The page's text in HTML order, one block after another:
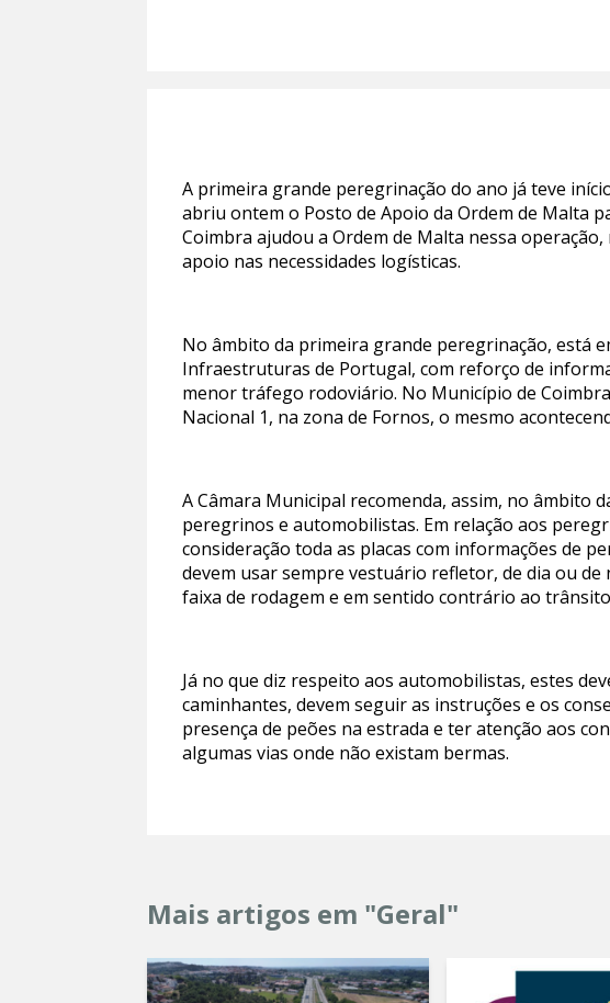
A primeira grande peregrinação do ano já teve
abriu ontem o Posto de Apoio da Ordem de Malta
Coimbra ajudou a Ordem de Malta nessa
apoio nas necessidades logísticas.
No âmbito da primeira grande peregrinação, está
Infraestruturas de Portugal, com reforço de
menor tráfego rodoviário. No Município de
Nacional 1, na zona de Fornos, o mesmo
A Câmara Municipal recomenda, assim, no âmbito
peregrinos e automobilistas. Em relação aos
consideração toda as placas com informações de
devem usar sempre vestuário refletor, de dia ou
faixa de rodagem e em sentido contrário ao
Já no que diz respeito aos automobilistas, estes
caminhantes, devem seguir as instruções e os
presença de peões na estrada e ter atenção aos
algumas vias onde não existam bermas.
Mais artigos em "Geral"